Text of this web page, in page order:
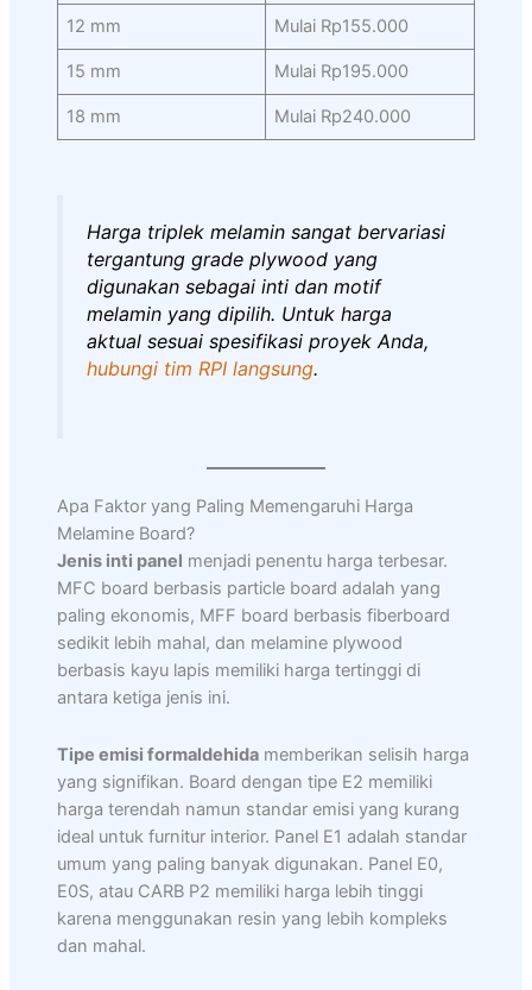
12 mm Mulai Rp155.000
15 mm Mulai Rp195.000
18 mm Mulai Rp240.000
Harga triplek melamin sangat bervariasi
tergantung grade plywood yang
digunakan sebagai inti dan motif
melamin yang dipilih. Untuk harga
aktual sesuai spesifikasi proyek Anda,
hubungi tim RPI langsung.
Apa Faktor yang Paling Memengaruhi Harga
Melamine Board?
Jenis inti panel menjadi penentu harga terbesar.
MFC board berbasis particle board adalah yang
paling ekonomis, MFF board berbasis fiberboard
sedikit lebih mahal, dan melamine plywood
berbasis kayu lapis memiliki harga tertinggi di
antara ketiga jenis ini.
Tipe emisi formaldehidamemberikan selisih harga
yang signifikan. Board dengan tipe E2 memiliki
harga terendah namun standar emisi yang kurang
ideal untuk furnitur interior. Panel E1 adalah standar
umum yang paling banyak digunakan. Panel E0,
E0S, atau CARB P2 memiliki harga lebih tinggi
karena menggunakan resin yang lebih kompleks
dan mahal.